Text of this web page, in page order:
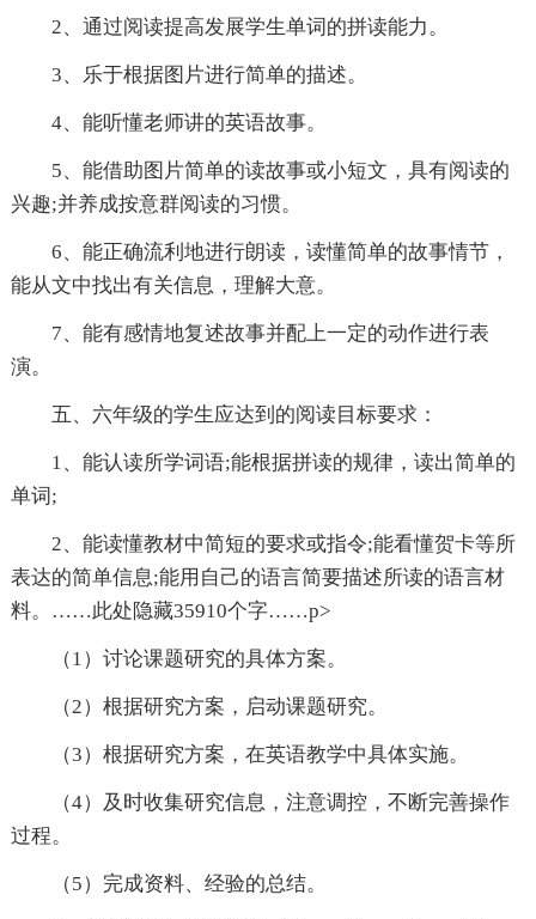
2、通过阅读提高发展学生单词的拼读能力。
3、乐于根据图片进行简单的描述。
4、能听懂老师讲的英语故事。
5、能借助图片简单的读故事或小短文，具有阅读的
兴趣;并养成按意群阅读的习惯。
6、能正确流利地进行朗读，读懂简单的故事情节，
能从文中找出有关信息，理解大意。
7、能有感情地复述故事并配上一定的动作进行表
演。
五、六年级的学生应达到的阅读目标要求：
1、能认读所学词语;能根据拼读的规律，读出简单的
单词;
2、能读懂教材中简短的要求或指令;能看懂贺卡等所
表达的简单信息;能用自己的语言简要描述所读的语言材
料。
……此处隐藏35910个字……p>
（1）讨论课题研究的具体方案。
（2）根据研究方案，启动课题研究。
（3）根据研究方案，在英语教学中具体实施。
（4）及时收集研究信息，注意调控，不断完善操作
过程。
（5）完成资料、经验的总结。